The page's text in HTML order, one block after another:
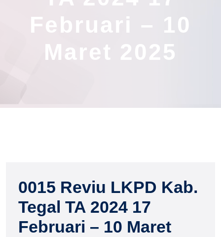
Februari – 10
Maret 2025
0015 Reviu LKPD Kab.
Tegal TA 2024 17
Februari – 10 Maret